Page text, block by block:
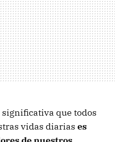
que todos
vidas diarias es